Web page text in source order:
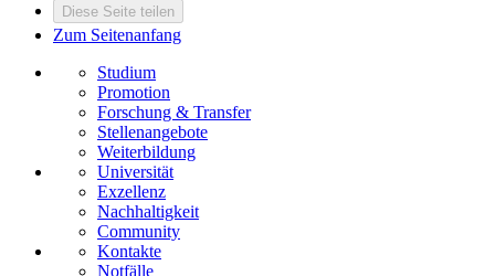
Diese Seite teilen
Zum Seitenanfang
Studium
Promotion
Forschung & Transfer
Stellenangebote
Weiterbildung
Universität
Exzellenz
Nachhaltigkeit
Community
Kontakte
Notfälle